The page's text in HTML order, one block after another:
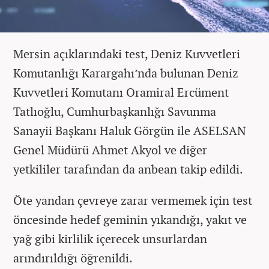
Mersin açıklarındaki test, Deniz Kuvvetleri
Komutanlığı Karargahı’nda bulunan Deniz
Kuvvetleri Komutanı Oramiral Ercüment
Tatlıoğlu, Cumhurbaşkanlığı Savunma
Sanayii Başkanı Haluk Görgün ile ASELSAN
Genel Müdürü Ahmet Akyol ve diğer
yetkililer tarafından da anbean takip edildi.
Öte yandan çevreye zarar vermemek için test
öncesinde hedef geminin yıkandığı, yakıt ve
yağ gibi kirlilik içerecek unsurlardan
arındırıldığı öğrenildi.